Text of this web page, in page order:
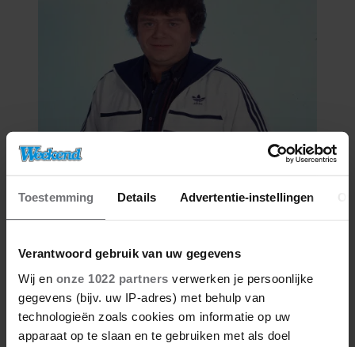
Toestemming Details Advertentie-instellingen
Verantwoord gebruik van uw gegevens
Wij en onze 1022 partners verwerken je persoonlijke
gegevens (bijv. uw IP-adres) met behulp van
technologieën zoals cookies om informatie op uw
apparaat op te slaan en te gebruiken met als doel
06/08/2026
ROXEANNE EN ANDRÉ HAZES
DENKEN TERUG AAN ‘KAPOT
ENGE’ HAZES-IMITATOR: ‘ECHT